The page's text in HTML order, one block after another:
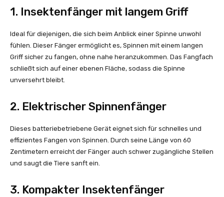
1. Insektenfänger mit langem Griff
Ideal für diejenigen, die sich beim Anblick einer Spinne unwohl
fühlen. Dieser Fänger ermöglicht es, Spinnen mit einem langen
Griff sicher zu fangen, ohne nahe heranzukommen. Das Fangfach
schließt sich auf einer ebenen Fläche, sodass die Spinne
unversehrt bleibt.
2. Elektrischer Spinnenfänger
Dieses batteriebetriebene Gerät eignet sich für schnelles und
effizientes Fangen von Spinnen. Durch seine Länge von 60
Zentimetern erreicht der Fänger auch schwer zugängliche Stellen
und saugt die Tiere sanft ein.
3. Kompakter Insektenfänger